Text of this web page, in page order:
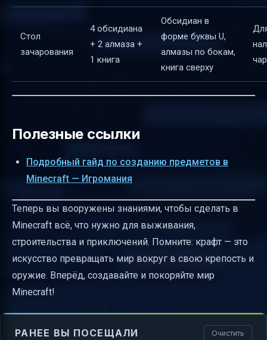
Стол
зачарования
4 обсидиана
+ 2 алмаза +
1 книга
Обсидиан в
форме буквы U,
алмазы по бокам,
книга сверху
чар
Полезные ссылки
Подробный гайд по созданию предметов в
Minecraft — Игромания
Теперь вы вооружены знаниями, чтобы сделать в
Minecraft всё, что нужно для выживания,
строительства и приключений. Помните: крафт — это
искусство превращать мир вокруг в свою крепость и
оружие. Вперёд, создавайте и покоряйте мир
Minecraft!
РАНЕЕ ВЫ ПОСЕЩАЛИ Очистить